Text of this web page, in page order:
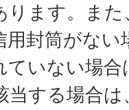
ります。ま
用封筒がない
ていない場
当する場合